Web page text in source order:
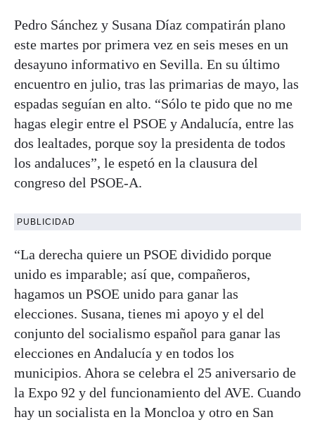
Pedro Sánchez y Susana Díaz compatirán plano
este martes por primera vez en seis meses en un
desayuno informativo en Sevilla. En su último
encuentro en julio, tras las primarias de mayo, las
espadas seguían en alto. “Sólo te pido que no me
hagas elegir entre el PSOE y Andalucía, entre las
dos lealtades, porque soy la presidenta de todos
los andaluces”, le espetó en la clausura del
congreso del PSOE-A.
PUBLICIDAD
“La derecha quiere un PSOE dividido porque
unido es imparable; así que, compañeros,
hagamos un PSOE unido para ganar las
elecciones. Susana, tienes mi apoyo y el del
conjunto del socialismo español para ganar las
elecciones en Andalucía y en todos los
municipios. Ahora se celebra el 25 aniversario de
la Expo 92 y del funcionamiento del AVE. Cuando
hay un socialista en la Moncloa y otro en San